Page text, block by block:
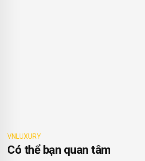
VNLUXURY
Có thể bạn quan tâm